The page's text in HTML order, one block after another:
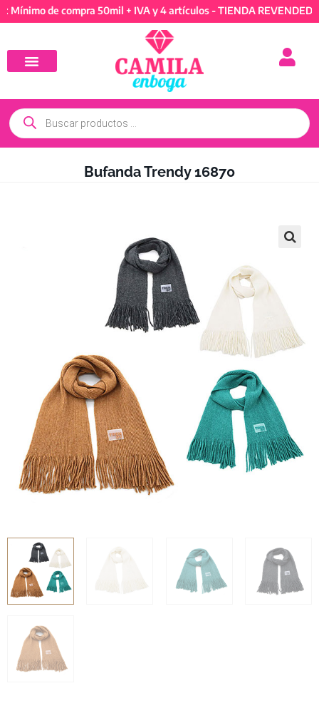
de compra 50mil + IVA y 4 artículos - TIENDA
Bufanda Trendy 16870